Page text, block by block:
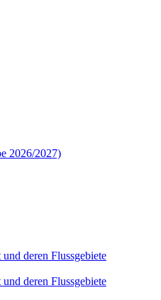
2026/2027)
deren Flussgebiete
deren Flussgebiete